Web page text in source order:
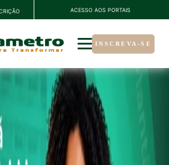
ACESSO AOS PORTAIS
INSCREVA-SE